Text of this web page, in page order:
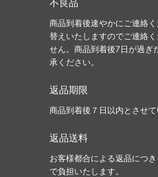
不良品
商品到着後速やかにご連絡
替えいたしますのでご連絡
せん。商品到着後7日が過ぎ
承ください。
返品期限
商品到着後７日以内とさせて
返品送料
お客様都合による返品につ
で負担いたします。